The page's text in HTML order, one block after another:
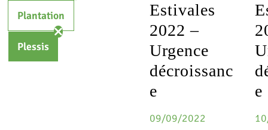
Plantation
Plessis
Estivales
2022 –
Urgence
décroissanc
e
09/09/2022
e